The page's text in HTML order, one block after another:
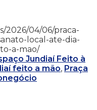
2026/04/06/praca-
local-ate-dia-
a-mao/
Jundiaí Feito à
feito a mão, Praça